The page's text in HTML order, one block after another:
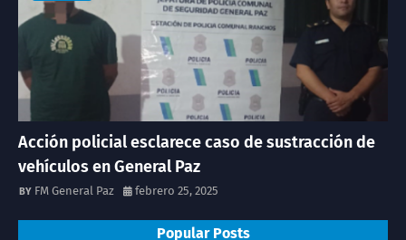
Acción policial esclarece caso de sustracción de
vehículos en General Paz
FM General Paz febrero 25, 2025
Popular Posts